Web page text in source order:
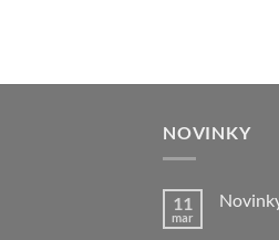
NOVINKY
11
mar